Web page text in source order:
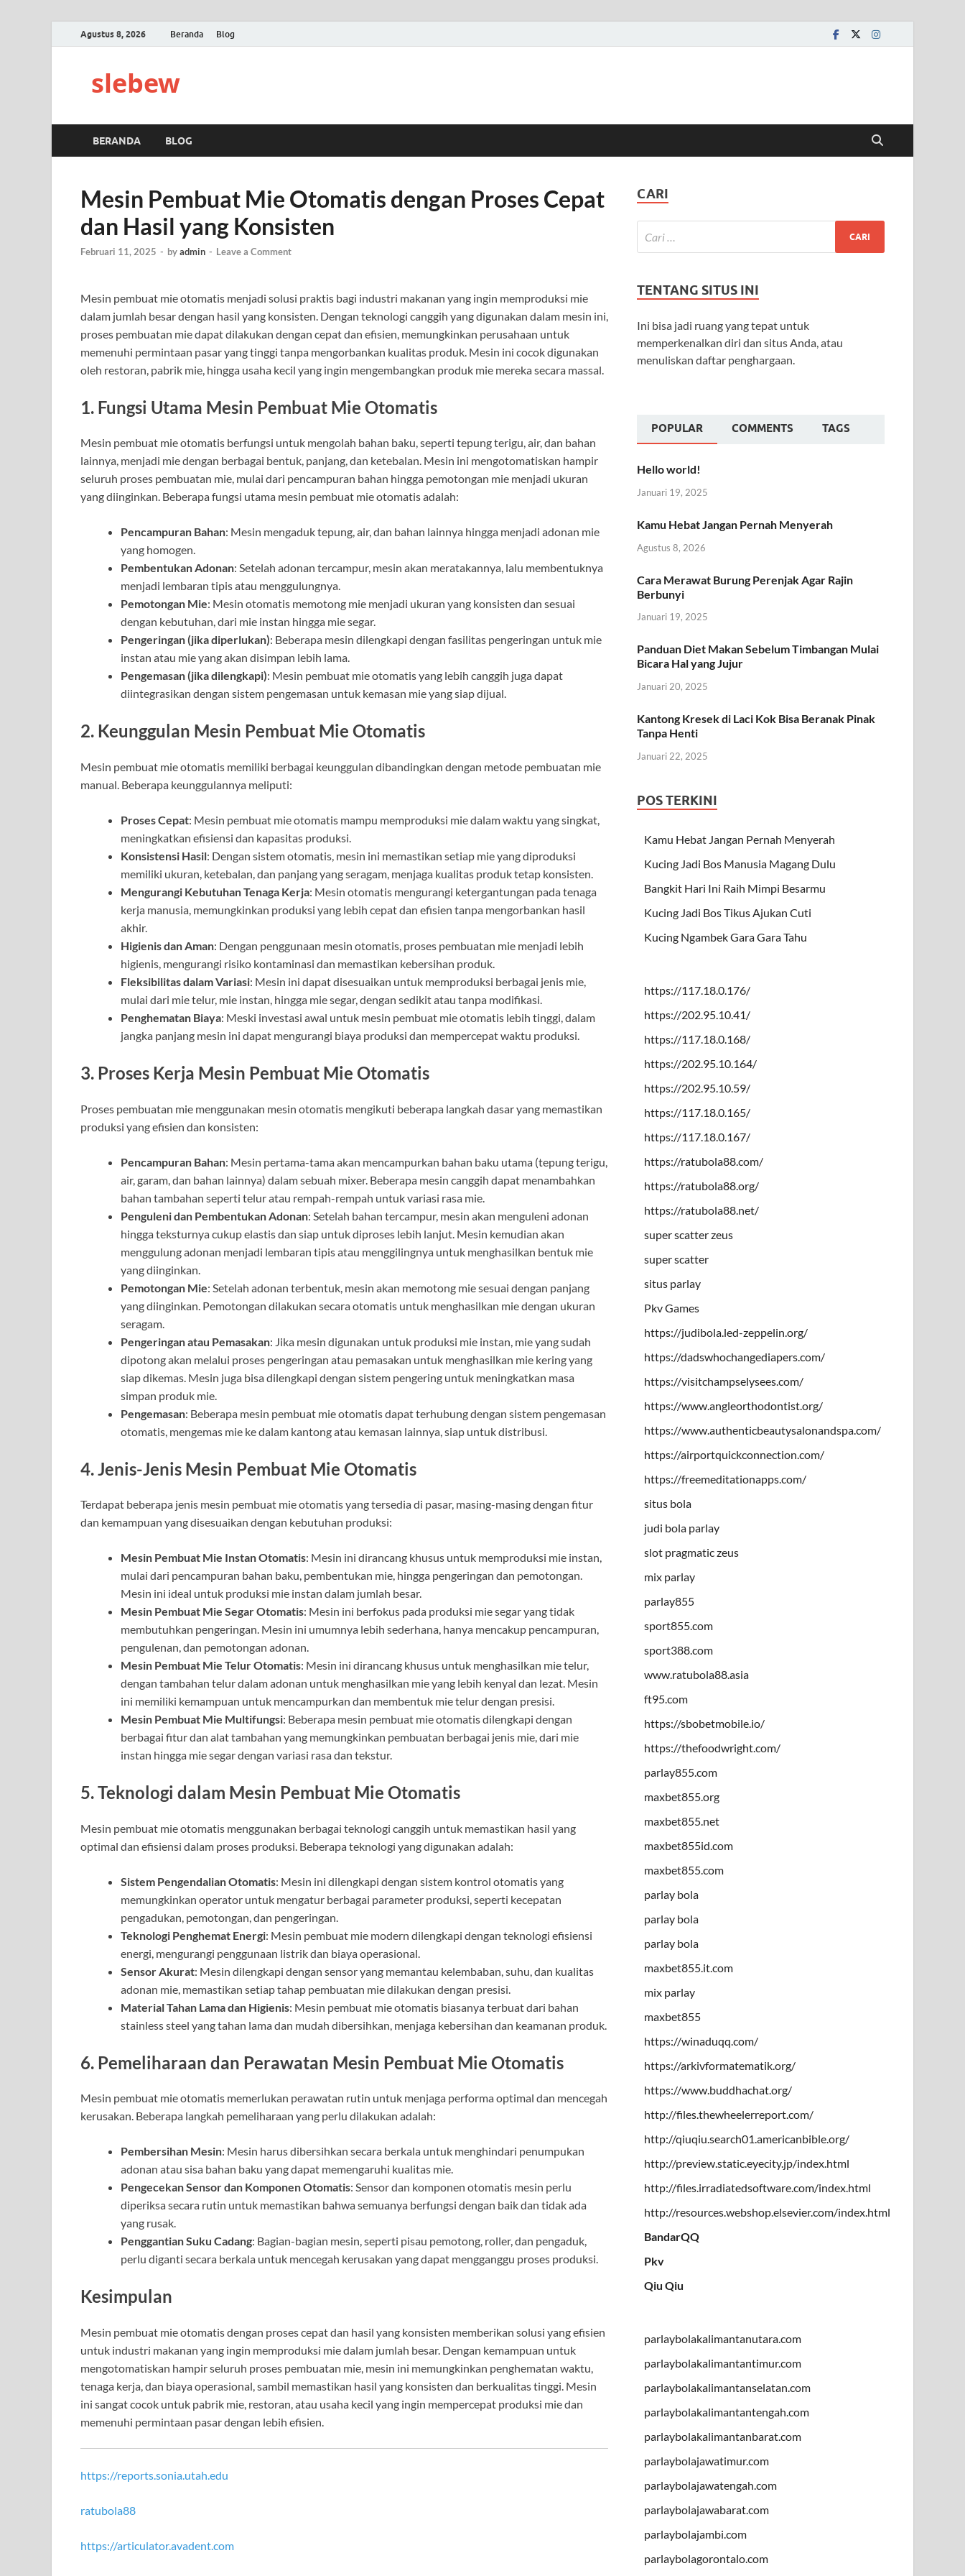
Agustus 8, 2026 Beranda Blog
slebew
BERANDA BLOG
Mesin Pembuat Mie Otomatis dengan Proses Cepat
dan Hasil yang Konsisten
Februari 11, 2025 - byadmin - Leave a Comment
Mesin pembuat mie otomatis menjadi solusi praktis bagi industri makanan yang ingin memproduksi mie
dalam jumlah besar dengan hasil yang konsisten. Dengan teknologi canggih yang digunakan dalam mesin ini,
proses pembuatan mie dapat dilakukan dengan cepat dan efisien, memungkinkan perusahaan untuk
memenuhi permintaan pasar yang tinggi tanpa mengorbankan kualitas produk. Mesin ini cocok digunakan
oleh restoran, pabrik mie, hingga usaha kecil yang ingin mengembangkan produk mie mereka secara massal.
1. Fungsi Utama Mesin Pembuat Mie Otomatis
Mesin pembuat mie otomatis berfungsi untuk mengolah bahan baku, seperti tepung terigu, air, dan bahan
lainnya, menjadi mie dengan berbagai bentuk, panjang, dan ketebalan. Mesin ini mengotomatiskan hampir
seluruh proses pembuatan mie, mulai dari pencampuran bahan hingga pemotongan mie menjadi ukuran
yang diinginkan. Beberapa fungsi utama mesin pembuat mie otomatis adalah:
Pencampuran Bahan: Mesin mengaduk tepung, air, dan bahan lainnya hingga menjadi adonan mie
yang homogen.
Pembentukan Adonan: Setelah adonan tercampur, mesin akan meratakannya, lalu membentuknya
menjadi lembaran tipis atau menggulungnya.
Pemotongan Mie: Mesin otomatis memotong mie menjadi ukuran yang konsisten dan sesuai
dengan kebutuhan, dari mie instan hingga mie segar.
Pengeringan (jika diperlukan): Beberapa mesin dilengkapi dengan fasilitas pengeringan untuk mie
instan atau mie yang akan disimpan lebih lama.
Pengemasan (jika dilengkapi): Mesin pembuat mie otomatis yang lebih canggih juga dapat
diintegrasikan dengan sistem pengemasan untuk kemasan mie yang siap dijual.
2. Keunggulan Mesin Pembuat Mie Otomatis
Mesin pembuat mie otomatis memiliki berbagai keunggulan dibandingkan dengan metode pembuatan mie
manual. Beberapa keunggulannya meliputi:
Proses Cepat: Mesin pembuat mie otomatis mampu memproduksi mie dalam waktu yang singkat,
meningkatkan efisiensi dan kapasitas produksi.
Konsistensi Hasil: Dengan sistem otomatis, mesin ini memastikan setiap mie yang diproduksi
memiliki ukuran, ketebalan, dan panjang yang seragam, menjaga kualitas produk tetap konsisten.
Mengurangi Kebutuhan Tenaga Kerja: Mesin otomatis mengurangi ketergantungan pada tenaga
kerja manusia, memungkinkan produksi yang lebih cepat dan efisien tanpa mengorbankan hasil
akhir.
Higienis dan Aman: Dengan penggunaan mesin otomatis, proses pembuatan mie menjadi lebih
higienis, mengurangi risiko kontaminasi dan memastikan kebersihan produk.
Fleksibilitas dalam Variasi: Mesin ini dapat disesuaikan untuk memproduksi berbagai jenis mie,
mulai dari mie telur, mie instan, hingga mie segar, dengan sedikit atau tanpa modifikasi.
Penghematan Biaya: Meski investasi awal untuk mesin pembuat mie otomatis lebih tinggi, dalam
jangka panjang mesin ini dapat mengurangi biaya produksi dan mempercepat waktu produksi.
3. Proses Kerja Mesin Pembuat Mie Otomatis
Proses pembuatan mie menggunakan mesin otomatis mengikuti beberapa langkah dasar yang memastikan
produksi yang efisien dan konsisten:
Pencampuran Bahan: Mesin pertama-tama akan mencampurkan bahan baku utama (tepung terigu,
air, garam, dan bahan lainnya) dalam sebuah mixer. Beberapa mesin canggih dapat menambahkan
bahan tambahan seperti telur atau rempah-rempah untuk variasi rasa mie.
Penguleni dan Pembentukan Adonan: Setelah bahan tercampur, mesin akan menguleni adonan
hingga teksturnya cukup elastis dan siap untuk diproses lebih lanjut. Mesin kemudian akan
menggulung adonan menjadi lembaran tipis atau menggilingnya untuk menghasilkan bentuk mie
yang diinginkan.
Pemotongan Mie: Setelah adonan terbentuk, mesin akan memotong mie sesuai dengan panjang
yang diinginkan. Pemotongan dilakukan secara otomatis untuk menghasilkan mie dengan ukuran
seragam.
Pengeringan atau Pemasakan: Jika mesin digunakan untuk produksi mie instan, mie yang sudah
dipotong akan melalui proses pengeringan atau pemasakan untuk menghasilkan mie kering yang
siap dikemas. Mesin juga bisa dilengkapi dengan sistem pengering untuk meningkatkan masa
simpan produk mie.
Pengemasan: Beberapa mesin pembuat mie otomatis dapat terhubung dengan sistem pengemasan
otomatis, mengemas mie ke dalam kantong atau kemasan lainnya, siap untuk distribusi.
4. Jenis-Jenis Mesin Pembuat Mie Otomatis
Terdapat beberapa jenis mesin pembuat mie otomatis yang tersedia di pasar, masing-masing dengan fitur
dan kemampuan yang disesuaikan dengan kebutuhan produksi:
Mesin Pembuat Mie Instan Otomatis: Mesin ini dirancang khusus untuk memproduksi mie instan,
mulai dari pencampuran bahan baku, pembentukan mie, hingga pengeringan dan pemotongan.
Mesin ini ideal untuk produksi mie instan dalam jumlah besar.
Mesin Pembuat Mie Segar Otomatis: Mesin ini berfokus pada produksi mie segar yang tidak
membutuhkan pengeringan. Mesin ini umumnya lebih sederhana, hanya mencakup pencampuran,
pengulenan, dan pemotongan adonan.
Mesin Pembuat Mie Telur Otomatis: Mesin ini dirancang khusus untuk menghasilkan mie telur,
dengan tambahan telur dalam adonan untuk menghasilkan mie yang lebih kenyal dan lezat. Mesin
ini memiliki kemampuan untuk mencampurkan dan membentuk mie telur dengan presisi.
Mesin Pembuat Mie Multifungsi: Beberapa mesin pembuat mie otomatis dilengkapi dengan
berbagai fitur dan alat tambahan yang memungkinkan pembuatan berbagai jenis mie, dari mie
instan hingga mie segar dengan variasi rasa dan tekstur.
5. Teknologi dalam Mesin Pembuat Mie Otomatis
Mesin pembuat mie otomatis menggunakan berbagai teknologi canggih untuk memastikan hasil yang
optimal dan efisiensi dalam proses produksi. Beberapa teknologi yang digunakan adalah:
Sistem Pengendalian Otomatis: Mesin ini dilengkapi dengan sistem kontrol otomatis yang
memungkinkan operator untuk mengatur berbagai parameter produksi, seperti kecepatan
pengadukan, pemotongan, dan pengeringan.
Teknologi Penghemat Energi: Mesin pembuat mie modern dilengkapi dengan teknologi efisiensi
energi, mengurangi penggunaan listrik dan biaya operasional.
Sensor Akurat: Mesin dilengkapi dengan sensor yang memantau kelembaban, suhu, dan kualitas
adonan mie, memastikan setiap tahap pembuatan mie dilakukan dengan presisi.
Material Tahan Lama dan Higienis: Mesin pembuat mie otomatis biasanya terbuat dari bahan
stainless steel yang tahan lama dan mudah dibersihkan, menjaga kebersihan dan keamanan produk.
6. Pemeliharaan dan Perawatan Mesin Pembuat Mie Otomatis
Mesin pembuat mie otomatis memerlukan perawatan rutin untuk menjaga performa optimal dan mencegah
kerusakan. Beberapa langkah pemeliharaan yang perlu dilakukan adalah:
Pembersihan Mesin: Mesin harus dibersihkan secara berkala untuk menghindari penumpukan
adonan atau sisa bahan baku yang dapat memengaruhi kualitas mie.
Pengecekan Sensor dan Komponen Otomatis: Sensor dan komponen otomatis mesin perlu
diperiksa secara rutin untuk memastikan bahwa semuanya berfungsi dengan baik dan tidak ada
yang rusak.
Penggantian Suku Cadang: Bagian-bagian mesin, seperti pisau pemotong, roller, dan pengaduk,
perlu diganti secara berkala untuk mencegah kerusakan yang dapat mengganggu proses produksi.
Kesimpulan
Mesin pembuat mie otomatis dengan proses cepat dan hasil yang konsisten memberikan solusi yang efisien
untuk industri makanan yang ingin memproduksi mie dalam jumlah besar. Dengan kemampuan untuk
mengotomatiskan hampir seluruh proses pembuatan mie, mesin ini memungkinkan penghematan waktu,
tenaga kerja, dan biaya operasional, sambil memastikan hasil yang konsisten dan berkualitas tinggi. Mesin
ini sangat cocok untuk pabrik mie, restoran, atau usaha kecil yang ingin mempercepat produksi mie dan
memenuhi permintaan pasar dengan lebih efisien.
https://reports.sonia.utah.edu
ratubola88
https://articulator.avadent.com
CARI
TENTANG SITUS INI
Ini bisa jadi ruang yang tepat untuk
memperkenalkan diri dan situs Anda, atau
menuliskan daftar penghargaan.
POPULAR COMMENTS TAGS
Hello world!
Januari 19, 2025
Kamu Hebat Jangan Pernah Menyerah
Agustus 8, 2026
Cara Merawat Burung Perenjak Agar Rajin
Berbunyi
Januari 19, 2025
Panduan Diet Makan Sebelum Timbangan Mulai
Bicara Hal yang Jujur
Januari 20, 2025
Kantong Kresek di Laci Kok Bisa Beranak Pinak
Tanpa Henti
Januari 22, 2025
POS TERKINI
Kamu Hebat Jangan Pernah Menyerah
Kucing Jadi Bos Manusia Magang Dulu
Bangkit Hari Ini Raih Mimpi Besarmu
Kucing Jadi Bos Tikus Ajukan Cuti
Kucing Ngambek Gara Gara Tahu
https://117.18.0.176/
https://202.95.10.41/
https://117.18.0.168/
https://202.95.10.164/
https://202.95.10.59/
https://117.18.0.165/
https://117.18.0.167/
https://ratubola88.com/
https://ratubola88.org/
https://ratubola88.net/
super scatter zeus
super scatter
situs parlay
Pkv Games
https://judibola.led-zeppelin.org/
https://dadswhochangediapers.com/
https://visitchampselysees.com/
https://www.angleorthodontist.org/
https://www.authenticbeautysalonandspa.com/
https://airportquickconnection.com/
https://freemeditationapps.com/
situs bola
judi bola parlay
slot pragmatic zeus
mix parlay
parlay855
sport855.com
sport388.com
www.ratubola88.asia
ft95.com
https://sbobetmobile.io/
https://thefoodwright.com/
parlay855.com
maxbet855.org
maxbet855.net
maxbet855id.com
maxbet855.com
parlay bola
parlay bola
parlay bola
maxbet855.it.com
mix parlay
maxbet855
https://winaduqq.com/
https://arkivformatematik.org/
https://www.buddhachat.org/
http://files.thewheelerreport.com/
http://qiuqiu.search01.americanbible.org/
http://preview.static.eyecity.jp/index.html
http://files.irradiatedsoftware.com/index.html
http://resources.webshop.elsevier.com/index.html
BandarQQ
Pkv
Qiu Qiu
parlaybolakalimantanutara.com
parlaybolakalimantantimur.com
parlaybolakalimantanselatan.com
parlaybolakalimantantengah.com
parlaybolakalimantanbarat.com
parlaybolajawatimur.com
parlaybolajawatengah.com
parlaybolajawabarat.com
parlaybolajambi.com
parlaybolagorontalo.com